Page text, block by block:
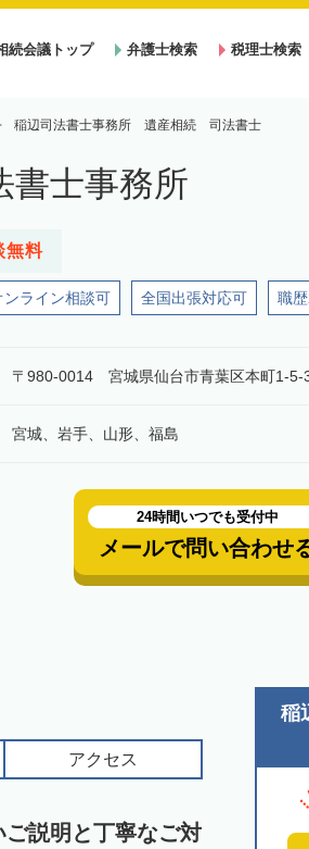
続会議トップ 弁護士検索 税理士検索
稲辺司法書士事務所 遺産相続 司法書士
書士事務所
無料
ンライン相談可 全国出張対応可 職
〒980-0014 宮城県仙台市青葉区本町1-5-
宮城、岩手、山形、福島
24時間いつでも受付中
メールで問い合わせ
アクセス
ご説明と丁寧なご対
稲